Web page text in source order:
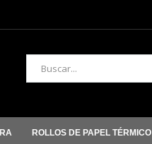
Buscar
ROLLOS DE PAPEL TÉRMICO